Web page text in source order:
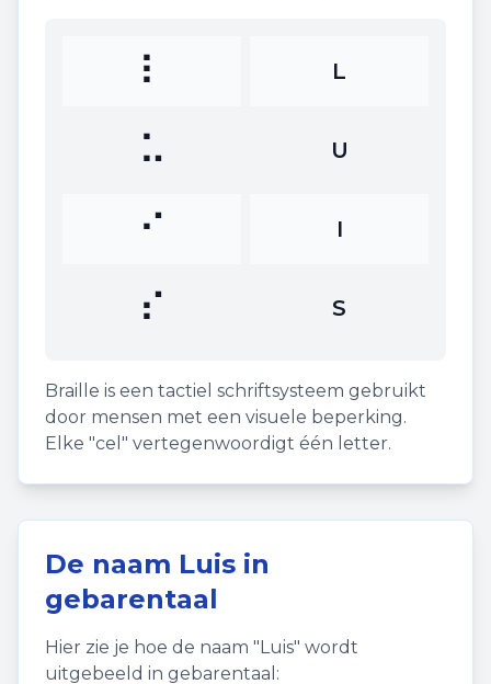
⠇ L
⠥ U
⠊ I
⠎ S
Braille is een tactiel schriftsysteem gebruikt
door mensen met een visuele beperking.
Elke "cel" vertegenwoordigt één letter.
De naam Luis in
gebarentaal
Hier zie je hoe de naam "Luis" wordt
uitgebeeld in gebarentaal: